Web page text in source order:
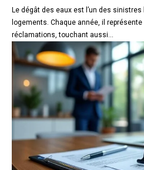
Le dégât des eaux est l’un des
logements. Chaque année, il
réclamations, touchant aussi...